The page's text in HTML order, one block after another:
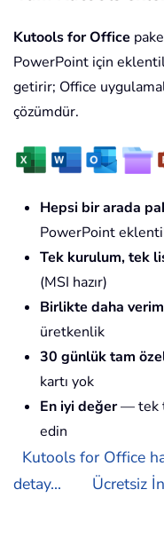
Kutools for Office
PowerPoint için
getirir; Office
çözümdür.
Hepsi bir arada
PowerPoint
Tek kurulum, tek
(MSI hazır)
Birlikte daha
üretkenlik
30 günlük tam
kartı yok
En iyi değer— tek
edin
Kutools for Office
detay...
Ücretsiz